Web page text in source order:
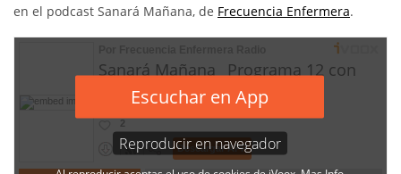
en el podcast Sanará Mañana, de Frecuencia Enfermera.